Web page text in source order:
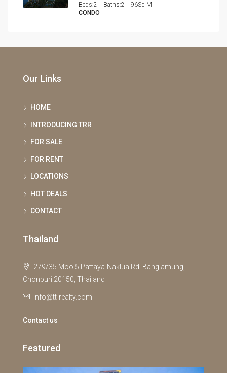
Beds:2 Baths:2 96Sq M
CONDO
Our Links
HOME
INTRODUCING TRR
FOR SALE
FOR RENT
LOCATIONS
HOT DEALS
CONTACT
Thailand
279/35 Moo 5 Pattaya-Naklua Rd. Banglamung,
Chonburi 20150, Thailand
info@tt-realty.com
Contact us
Featured